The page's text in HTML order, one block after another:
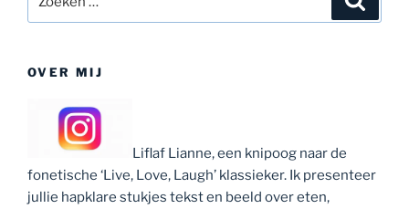
naar:
OVER MIJ
Liflaf Lianne, een knipoog naar de
fonetische ‘Live, Love, Laugh’ klassieker. Ik presenteer
jullie hapklare stukjes tekst en beeld over eten,